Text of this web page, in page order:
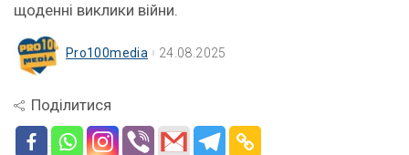
щоденні виклики війни.
Pro100media 24.08.2025
Поділитися